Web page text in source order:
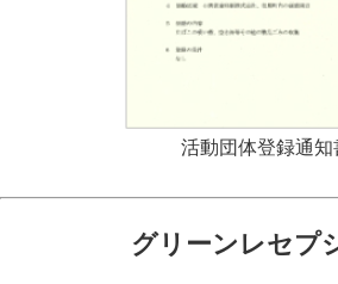
活動団体登録通知
グリーンレセプ